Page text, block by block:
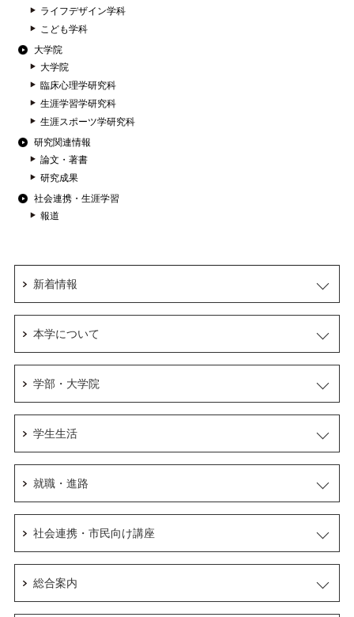
ライフデザイン学科
こども学科
大学院
大学院
臨床心理学研究科
生涯学習学研究科
生涯スポーツ学研究科
研究関連情報
論文・著書
研究成果
社会連携・生涯学習
報道
新着情報
本学について
学部・大学院
学生生活
就職・進路
社会連携・市民向け講座
総合案内